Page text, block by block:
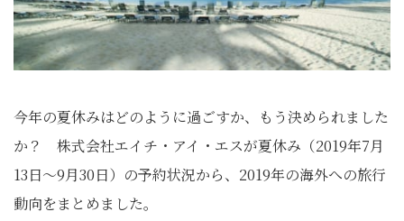
今年の夏休みはどのように過ごすか、もう決められました
か？ 株式会社エイチ・アイ・エスが夏休み（2019年7月
13日～9月30日）の予約状況から、2019年の海外への旅行
動向をまとめました。